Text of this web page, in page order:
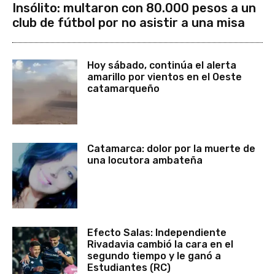
Insólito: multaron con 80.000 pesos a un
club de fútbol por no asistir a una misa
Hoy sábado, continúa el alerta
amarillo por vientos en el Oeste
catamarqueño
Catamarca: dolor por la muerte de
una locutora ambateña
Efecto Salas: Independiente
Rivadavia cambió la cara en el
segundo tiempo y le ganó a
Estudiantes (RC)